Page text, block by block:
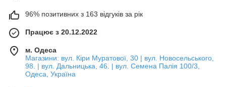
96% позитивних з 163 відгуків за рік
Працює з 20.12.2022
м. Одеса
Магазини: вул. Кіри Муратової, 30 | вул. Новосельського,
98. | вул. Дальницька, 46. | вул. Семена Палія 100/3,
Одеса, Україна